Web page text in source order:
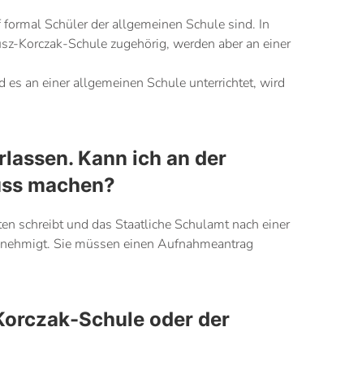
Schüler der allgemeinen Schule sind. In
Korczak-Schule zugehörig, werden aber an einer
an einer allgemeinen Schule unterrichtet, wird
Kann ich an der
machen?
schreibt und das Staatliche Schulamt nach einer
Sie müssen einen Aufnahmeantrag
Schule oder der